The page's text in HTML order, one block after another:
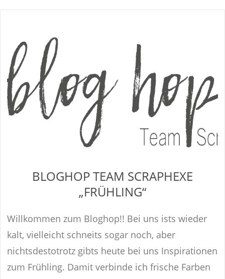
BLOGHOP TEAM SCRAPHEXE
„FRÜHLING“
Willkommen zum Bloghop!! Bei uns ists wieder
kalt, vielleicht schneits sogar noch, aber
nichtsdestotrotz gibts heute bei uns Inspirationen
zum Frühling. Damit verbinde ich frische Farben